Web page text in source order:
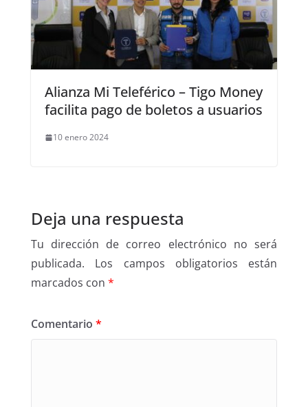
Alianza Mi Teleférico – Tigo Money
facilita pago de boletos a usuarios
10 enero 2024
Deja una respuesta
Tu dirección de correo electrónico no será
publicada.
Los campos obligatorios están
marcados con *
Comentario *